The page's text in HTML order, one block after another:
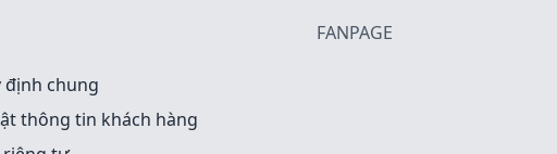
định chung
thông tin khách hàng
FANPAGE